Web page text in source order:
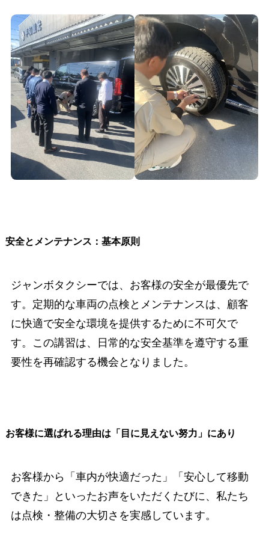
安全とメンテナンス：基本原則
ジャンボタクシーでは、お客様の安全が最優先で
す。定期的な車両の点検とメンテナンスは、顧客
に快適で安全な環境を提供するために不可欠で
す。この講習は、日常的な安全基準を遵守する重
要性を再確認する機会となりました。
お客様に選ばれる理由は「目に見えない努力」にあり
お客様から「車内が快適だった」「安心して移動
できた」といったお声をいただくたびに、私たち
は点検・整備の大切さを実感しています。